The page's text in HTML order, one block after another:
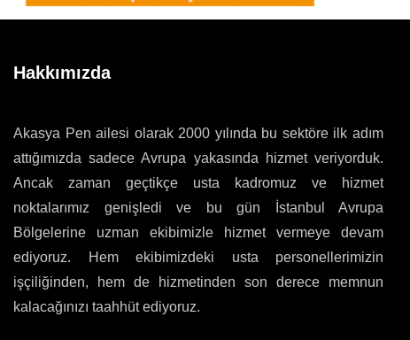
Hakkımızda
Akasya Pen ailesi olarak 2000 yılında bu sektöre ilk adım
attığımızda sadece Avrupa yakasında hizmet veriyorduk.
Ancak zaman geçtikçe usta kadromuz ve hizmet
noktalarımız genişledi ve bu gün İstanbul Avrupa
Bölgelerine uzman ekibimizle hizmet vermeye devam
ediyoruz. Hem ekibimizdeki usta personellerimizin
işçiliğinden, hem de hizmetinden son derece memnun
kalacağınızı taahhüt ediyoruz.